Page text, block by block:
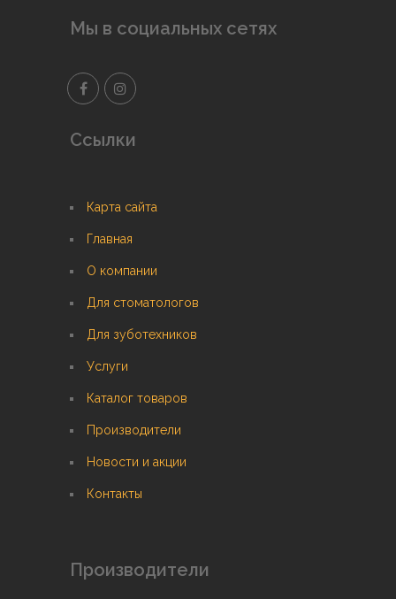
Мы в социальных сетях
Ссылки
Карта сайта
Главная
О компании
Для стоматологов
Для зуботехников
Услуги
Каталог товаров
Производители
Новости и акции
Контакты
Производители